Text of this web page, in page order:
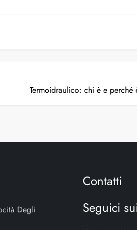
Termoidraulico: chi è e perché
Degli
Contatti
Seguici